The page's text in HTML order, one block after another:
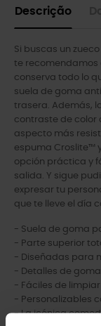
Descrição
Si buscas un
te recomendamos
conserva todo lo
suela de goma
trasera. Además,
contraste de color
aspecto más
espuma Croslite™
opción práctica y
salida. Y sigue
expresar tu
que te lleve el día
- Suela de goma
- Parte superior
- Diseñadas para
- Detalles de
- Fáciles de
- Personalizables
- La icónica